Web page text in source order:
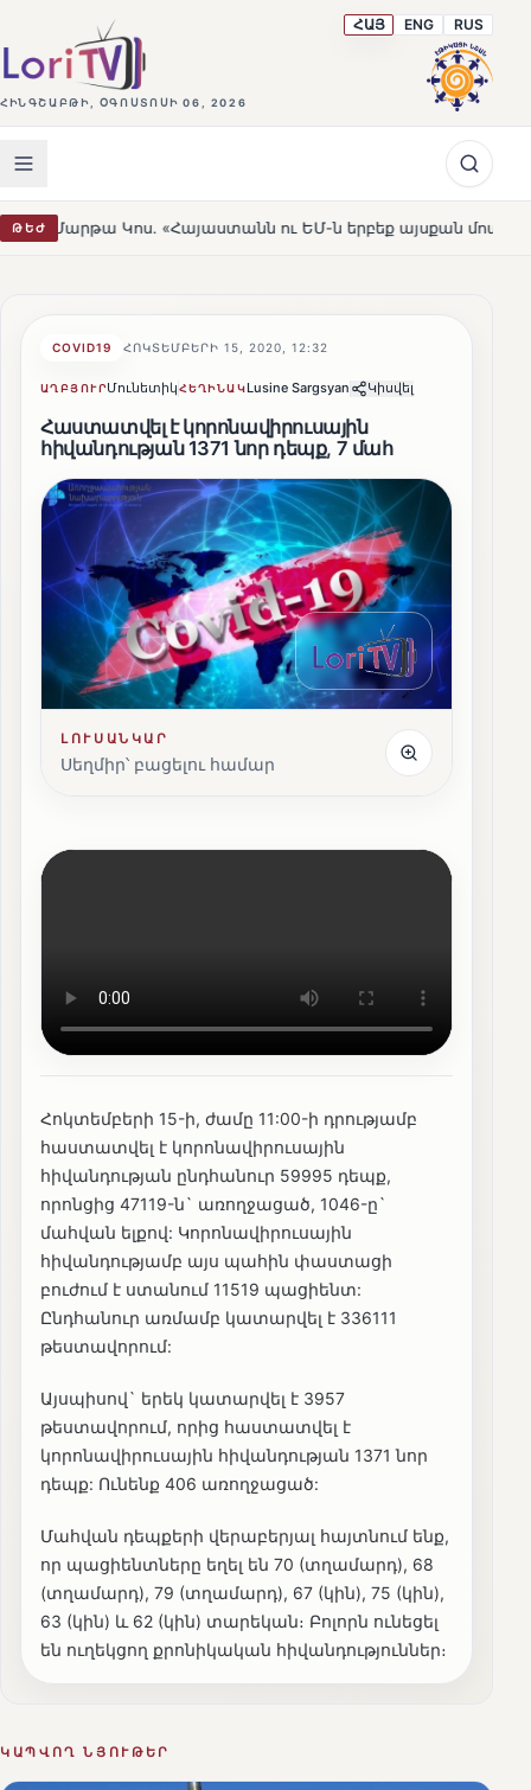
ՀԻՆԳՇԱԲԹԻ, ՕԳՈՍՏՈՍԻ 06, 2026
ՀԱՅ ENG RUS
ԹԵԺ«Հայաստանն ու ԵՄ-ն երբեք այսքան մոտ չեն եղել»
COVID19 ՀՈԿՏԵՄԲԵՐԻ 15, 2020, 12:32
ԱՂԲՅՈՒՐՄունետիկՀԵՂԻՆԱԿLusine Sargsyan Կիսվել
Հաստատվել է կորոնավիրուսային
հիվանդության 1371 նոր դեպք, 7 մահ
ԼՈՒՍԱՆԿԱՐ
Սեղմիր՝ բացելու համար
Հոկտեմբերի 15-ի, ժամը 11:00-ի դրությամբ
հաստատվել է կորոնավիրուսային
հիվանդության ընդհանուր 59995 դեպք,
որոնցից 47119-ն` առողջացած, 1046-ը`
մահվան ելքով: Կորոնավիրուսային
հիվանդությամբ այս պահին փաստացի
բուժում է ստանում 11519 պացիենտ:
Ընդհանուր առմամբ կատարվել է 336111
թեստավորում:
Այսպիսով` երեկ կատարվել է 3957
թեստավորում, որից հաստատվել է
կորոնավիրուսային հիվանդության 1371 նոր
դեպք: Ունենք 406 առողջացած:
Մահվան դեպքերի վերաբերյալ հայտնում ենք,
որ պացիենտները եղել են 70 (տղամարդ), 68
(տղամարդ), 79 (տղամարդ), 67 (կին), 75 (կին),
63 (կին) և 62 (կին) տարեկան։ Բոլորն ունեցել
են ուղեկցող քրոնիկական հիվանդություններ։
ԿԱՊՎՈՂ ՆՅՈՒԹԵՐ